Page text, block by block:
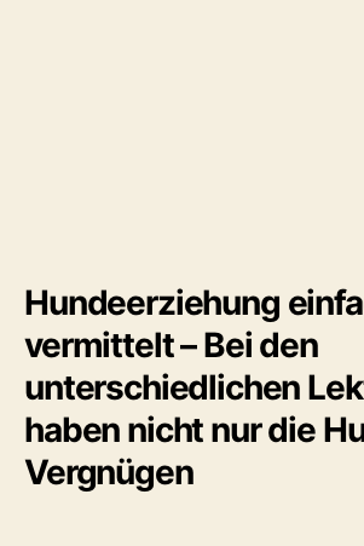
Hundeerziehung
vermittelt – Bei den
unterschiedlichen
haben nicht nur die
Vergnügen